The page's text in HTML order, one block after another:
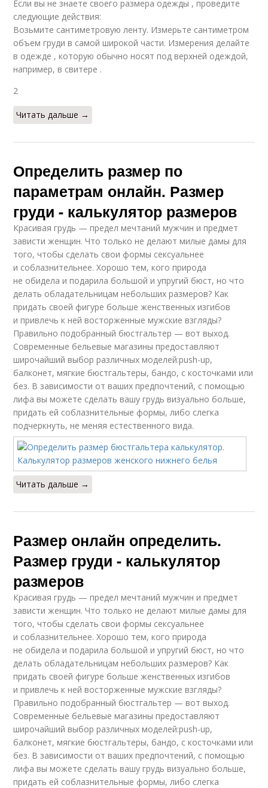
Если вы не знаете своего размера одежды , проведите
следующие действия:
Возьмите сантиметровую ленту. Измерьте сантиметром
объем груди в самой широкой части. Измерения делайте
в одежде , которую обычно носят под верхней одеждой,
например, в свитере .
2
Читать дальше →
Определить размер по
параметрам онлайн. Размер
груди - калькулятор размеров
Красивая грудь — предел мечтаний мужчин и предмет
зависти женщин. Что только не делают милые дамы для
того, чтобы сделать свои формы сексуальнее
и соблазнительнее. Хорошо тем, кого природа
не обидела и подарила большой и упругий бюст, но что
делать обладательницам небольших размеров? Как
придать своей фигуре больше женственных изгибов
и привлечь к ней восторженные мужские взгляды?
Правильно подобранный бюстгальтер — вот выход.
Современные бельевые магазины предоставляют
широчайший выбор различных моделей:push-up,
балконет, мягкие бюстгальтеры, бандо, с косточками или
без. В зависимости от ваших предпочтений, с помощью
лифа вы можете сделать вашу грудь визуально больше,
придать ей соблазнительные формы, либо слегка
подчеркнуть, не меняя естественного вида.
Читать дальше →
Размер онлайн определить.
Размер груди - калькулятор
размеров
Красивая грудь — предел мечтаний мужчин и предмет
зависти женщин. Что только не делают милые дамы для
того, чтобы сделать свои формы сексуальнее
и соблазнительнее. Хорошо тем, кого природа
не обидела и подарила большой и упругий бюст, но что
делать обладательницам небольших размеров? Как
придать своей фигуре больше женственных изгибов
и привлечь к ней восторженные мужские взгляды?
Правильно подобранный бюстгальтер — вот выход.
Современные бельевые магазины предоставляют
широчайший выбор различных моделей:push-up,
балконет, мягкие бюстгальтеры, бандо, с косточками или
без. В зависимости от ваших предпочтений, с помощью
лифа вы можете сделать вашу грудь визуально больше,
придать ей соблазнительные формы, либо слегка